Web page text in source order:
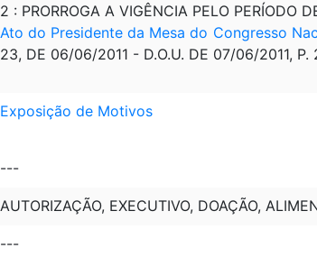
2 : PRORROGA A VIGÊNCIA PELO PERÍODO
Ato do Presidente da Mesa do Congresso
23, DE 06/06/2011 - D.O.U. DE 07/06/2011, P.
Exposição de Motivos
---
AUTORIZAÇÃO, EXECUTIVO, DOAÇÃO,
---